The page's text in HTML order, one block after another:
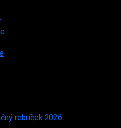
rebríček 2026